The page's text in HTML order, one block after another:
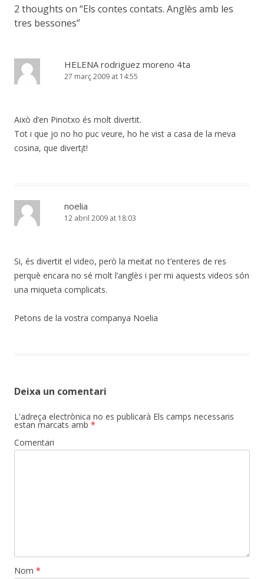
2 thoughts on “Els contes contats. Anglès amb les
tres bessones”
HELENA rodriguez moreno 4ta
27 març 2009 at 14:55
Això d’en Pinotxo és molt divertit.
Tot i que jo no ho puc veure, ho he vist a casa de la meva
cosina, que divert¡t!
noelia
12 abril 2009 at 18:03
Si, és divertit el video, però la meitat no t’enteres de res
perquè encara no sé molt l’anglès i per mi aquests videos són
una miqueta complicats.
Petons de la vostra companya Noelia
Deixa un comentari
L'adreça electrònica no es publicarà Els camps necessaris
estan marcats amb *
Comentari
Nom *